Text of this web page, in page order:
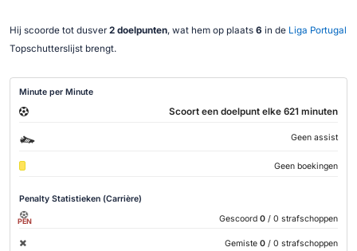
Hij scoorde tot dusver 2 doelpunten, wat hem op plaats 6 in de Liga Portugal
Topschutterslijst brengt.
Minute per Minute
Scoort een doelpunt elke 621 minuten
Geen assist
Geen boekingen
Penalty Statistieken (Carrière)
PEN Gescoord 0 / 0 strafschoppen
Gemiste 0 / 0 strafschoppen